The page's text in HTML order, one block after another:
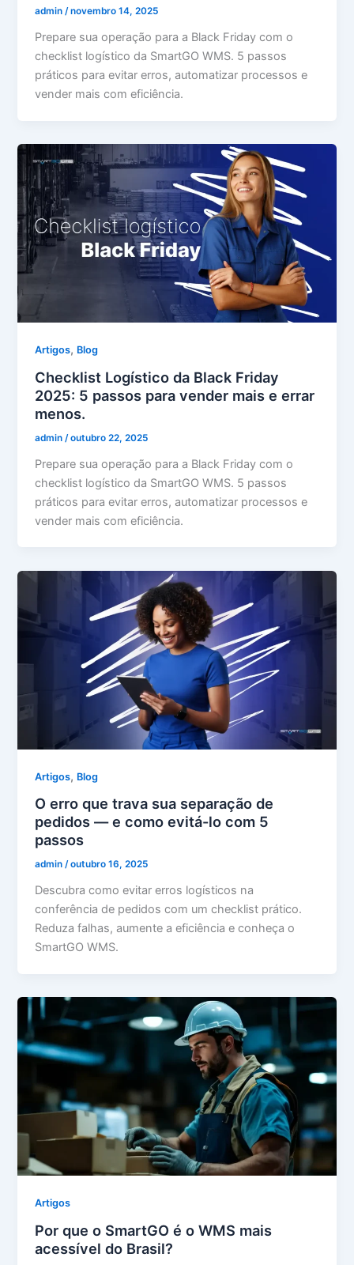
admin/novembro 14, 2025
Prepare sua operação para a Black Friday com o
checklist logístico da SmartGO WMS. 5 passos
práticos para evitar erros, automatizar processos e
vender mais com eficiência.
Artigos, Blog
Checklist Logístico da Black Friday
2025: 5 passos para vender mais e errar
menos.
admin /outubro 22, 2025
Prepare sua operação para a Black Friday com o
checklist logístico da SmartGO WMS. 5 passos
práticos para evitar erros, automatizar processos e
vender mais com eficiência.
Artigos, Blog
O erro que trava sua separação de
pedidos — e como evitá-lo com 5
passos
admin/outubro 16, 2025
Descubra como evitar erros logísticos na
conferência de pedidos com um checklist prático.
Reduza falhas, aumente a eficiência e conheça o
SmartGO WMS.
Artigos
Por que o SmartGO é o WMS mais
acessível do Brasil?